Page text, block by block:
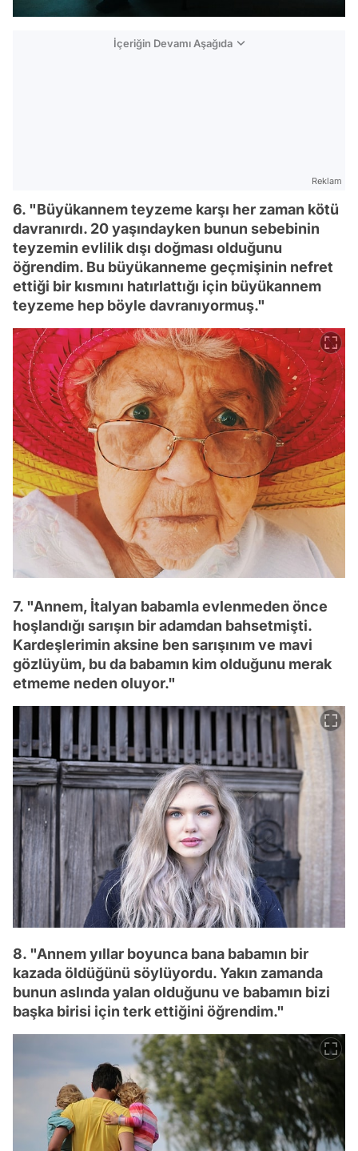
İçeriğin Devamı Aşağıda
Reklam
6. "Büyükannem teyzeme karşı her zaman kötü
davranırdı. 20 yaşındayken bunun sebebinin
teyzemin evlilik dışı doğması olduğunu
öğrendim. Bu büyükanneme geçmişinin nefret
ettiği bir kısmını hatırlattığı için büyükannem
teyzeme hep böyle davranıyormuş."
7. "Annem, İtalyan babamla evlenmeden önce
hoşlandığı sarışın bir adamdan bahsetmişti.
Kardeşlerimin aksine ben sarışınım ve mavi
gözlüyüm, bu da babamın kim olduğunu merak
etmeme neden oluyor."
8. "Annem yıllar boyunca bana babamın bir
kazada öldüğünü söylüyordu. Yakın zamanda
bunun aslında yalan olduğunu ve babamın bizi
başka birisi için terk ettiğini öğrendim."